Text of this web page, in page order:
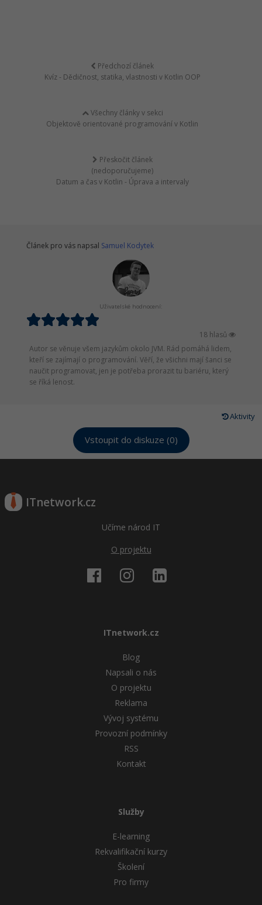
Předchozí článek
Kvíz - Dědičnost, statika, vlastnosti v Kotlin OOP
Všechny články v sekci
Objektově orientované programování v Kotlin
Přeskočit článek
(nedoporučujeme)
Datum a čas v Kotlin - Úprava a intervaly
Článek pro vás napsal Samuel Kodytek
Uživatelské hodnocení:
18 hlasů
Autor se věnuje všem jazykům okolo JVM. Rád pomáhá lidem,
kteří se zajímají o programování. Věří, že všichni mají šanci se
naučit programovat, jen je potřeba prorazit tu bariéru, který
se říká lenost.
Aktivity
Vstoupit do diskuze (0)
ITnetwork.cz
Učíme národ IT
O projektu
ITnetwork.cz
Blog
Napsali o nás
O projektu
Reklama
Vývoj systému
Provozní podmínky
RSS
Kontakt
Služby
E-learning
Rekvalifikační kurzy
Školení
Pro firmy